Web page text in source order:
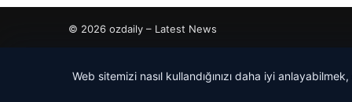
© 2026 ozdaily – Latest News
Web sitemizi nasıl kullandığınızı daha iyi